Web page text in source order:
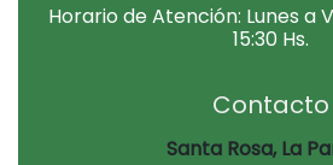
Horario de Atención: Lunes a
15:30 Hs.
Contacto
Santa Rosa, La